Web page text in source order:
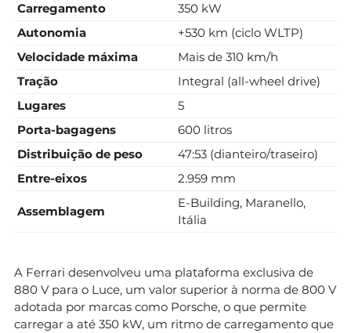
Carregamento
350 kW
Autonomia
+530 km (ciclo WLTP)
Velocidade máxima
Mais de 310 km/h
Tração
Integral (all-wheel drive)
Lugares
5
Porta-bagagens
600 litros
Distribuição de peso
47:53 (dianteiro/traseiro)
Entre-eixos
2.959 mm
Assemblagem
E-Building, Maranello,
Itália
A Ferrari desenvolveu uma plataforma exclusiva de
880 V para o Luce, um valor superior à norma de 800 V
adotada por marcas como Porsche, o que permite
carregar a até 350 kW, um ritmo de carregamento que